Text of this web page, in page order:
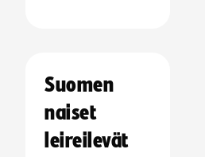
Suomen
naiset
leireilevät